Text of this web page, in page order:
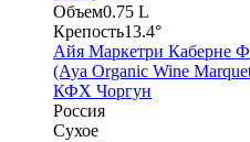
Объем0.75 L
Крепость13.4°
Айя Маркетри Каберне
(Aya Organic Wine
КФХ Чоргун
Россия
Сухое